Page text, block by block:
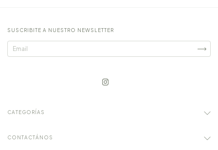
SUSCRIBITE A NUESTRO NEWSLETTER
CATEGORÍAS
CONTACTÁNOS